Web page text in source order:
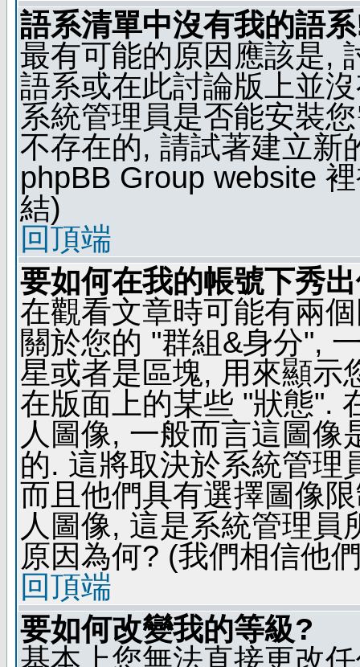
語系清單中沒有我的語
最有可能的原因應該是,
語系或在此討論版上並
系統管理員是否能安裝
不存在的, 請試著建立新
phpBB Group website
結)
回頂端
要如何在我的帳號下秀
在觀看文章時可能有兩
關於您的 "群組&身分",
星或者是區塊, 用來顯示
在版面上的某些 "狀態".
人圖像, 一般而言這圖像
的. 這將取決於系統管理
而且他們具有選擇圖像
人圖像, 這是系統管理
原因為何? (我們相信他
回頂端
要如何改變我的等級?
基本上您無法直接更改